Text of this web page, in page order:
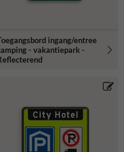
ingang/entree
- vakantiepark -